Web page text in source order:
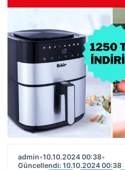
admin•10.10.2024 00:38•
Güncellendi: 10.10.2024 00:38